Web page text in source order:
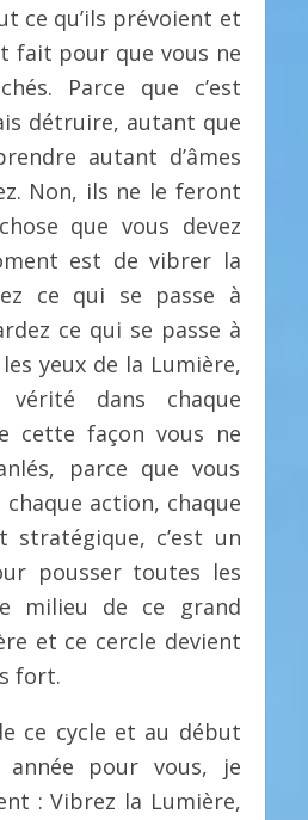
ce qu’ils prévoient et
fait pour que vous ne
Parce que c’est
détruire, autant que
autant d’âmes
Non, ils ne le feront
que vous devez
est de vibrer la
ce qui se passe à
ce qui se passe à
yeux de la Lumière,
dans chaque
cette façon vous ne
parce que vous
action, chaque
stratégique, c’est un
pousser toutes les
milieu de ce grand
et ce cercle devient
fort.
ce cycle et au début
année pour vous, je
: Vibrez la Lumière,